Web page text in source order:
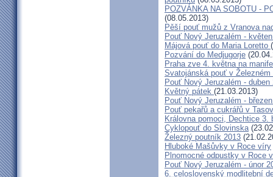
POZVÁNKA NA SOBOTU -
(08.05.2013)
Pěší pouť mužů z Vranova
Pouť Nový Jeruzalém -
Májová pouť do Maria Loretto
Pozvání do Medjugorje
Praha zve 4. května na
Svatojánská pouť v Železném
Pouť Nový Jeruzalém - duben
Květný pátek (21.03.2013)
Pouť Nový Jeruzalém -
Pouť pekařů a cukrářů v
Královna pomoci, Dechtice
Cyklopouť do Slovinska
Železný poutník 2013
Hluboké Mašůvky v Roce víry
Plnomocné odpustky v Roce
Pouť Nový Jeruzalém - únor
6. celoslovenský modlitební